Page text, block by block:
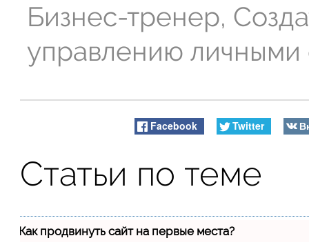
Бизнес-тренер,
управлению
Facebook Twitter
Статьи по теме
Как продвинуть сайт на первые места?